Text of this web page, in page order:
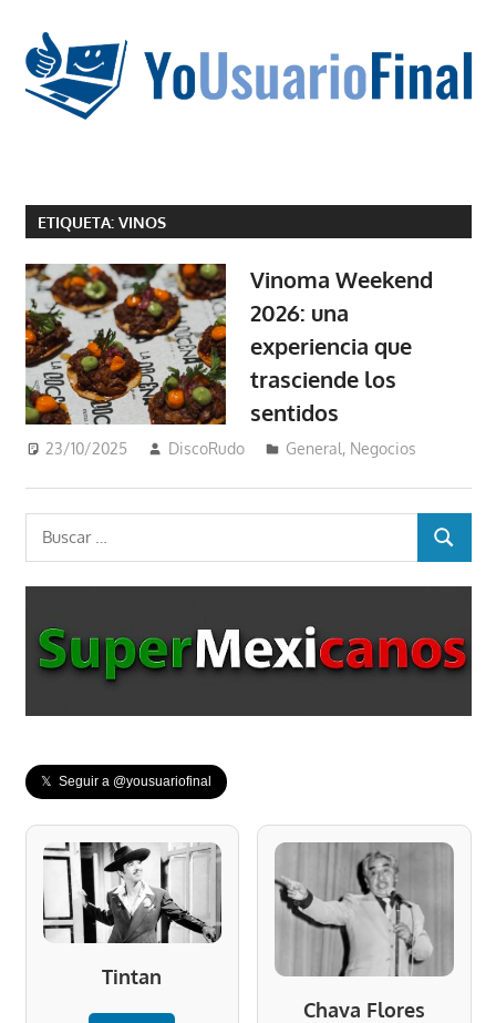
contenido
no
que
estar
en
chino
ETIQUETA: VINOS
Vinoma Weekend
2026: una
experiencia que
trasciende los
sentidos
23/10/2025 DiscoRudo General, Negocios
Buscar:
BUSCAR
𝕏 Seguir a @yousuariofinal
Tintan
Chava Flores